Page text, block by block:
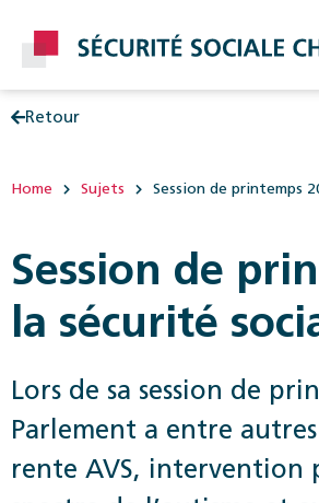
Retour
Home Sujets Session de printemps
Session de
la sécurité
Lors de sa session de
Parlement a entre
rente AVS, intervention